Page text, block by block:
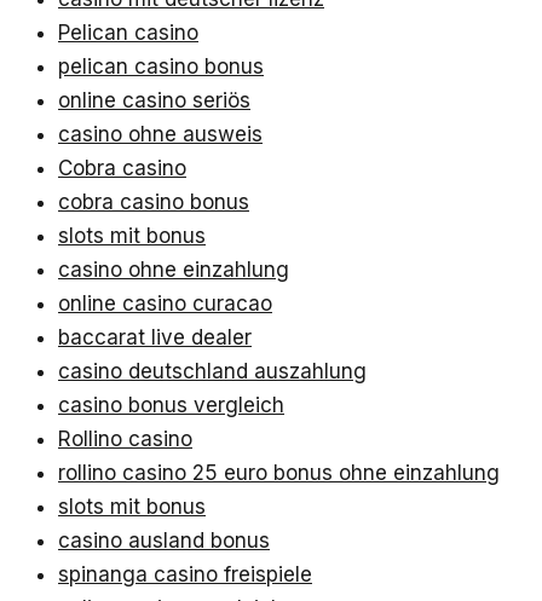
Pelican casino
pelican casino bonus
online casino seriös
casino ohne ausweis
Cobra casino
cobra casino bonus
slots mit bonus
casino ohne einzahlung
online casino curacao
baccarat live dealer
casino deutschland auszahlung
casino bonus vergleich
Rollino casino
rollino casino 25 euro bonus ohne einzahlung
slots mit bonus
casino ausland bonus
spinanga casino freispiele